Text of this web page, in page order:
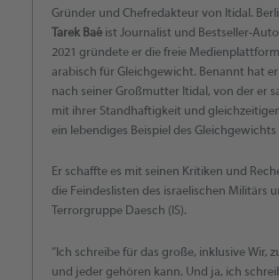
Gründer und Chefredakteur von Itidal.
Tarek Baéist Journalist und Bestseller-
2021 gründete er die freie
arabisch für Gleichgewicht. Benannt hat
nach seiner Großmutter Itidal, von der er
mit ihrer Standhaftigkeit und
ein lebendiges Beispiel des
Er schaffte es mit seinen Kritiken und
die Feindeslisten des israelischen Militärs
Terrorgruppe Daesch (IS).
“Ich schreibe für das große, inklusive Wir,
und jeder gehören kann. Und ja, ich